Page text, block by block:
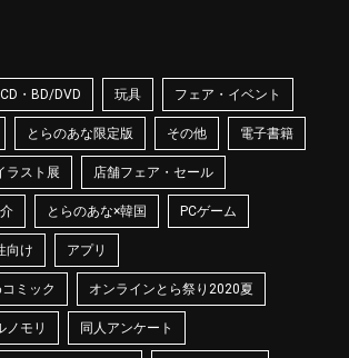
CD・BD/DVD 玩具 フェア・イベント
とらのあな限定版 その他 電子書籍
ラスト展 店舗フェア・セール
とらのあな×韓国 PCゲーム
向け アプリ
ミック オンラインとら祭り2020夏
ノモリ 同人アンケート